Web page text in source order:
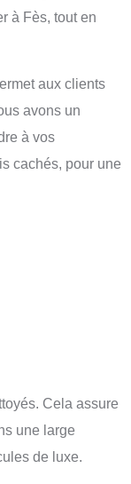
à Fès, tout en
aux clients
avons un
à vos
cachés, pour une
Cela assure
une large
de luxe.